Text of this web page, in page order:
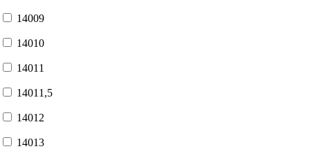
14009
14010
14011
14011,5
14012
14013